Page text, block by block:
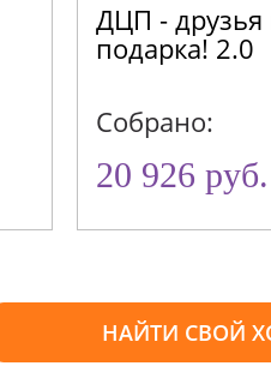
ДЦП - друзья
подарка! 2.0
Собрано:
20 926 руб.
НАЙТИ СВОЙ